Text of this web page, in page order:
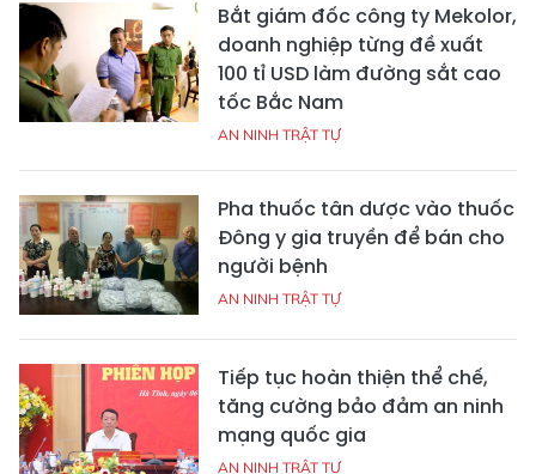
Bắt giám đốc công ty Mekolor,
doanh nghiệp từng đề xuất
100 tỉ USD làm đường sắt cao
tốc Bắc Nam
AN NINH TRẬT TỰ
Pha thuốc tân dược vào thuốc
Đông y gia truyền để bán cho
người bệnh
AN NINH TRẬT TỰ
Tiếp tục hoàn thiện thể chế,
tăng cường bảo đảm an ninh
mạng quốc gia
AN NINH TRẬT TỰ